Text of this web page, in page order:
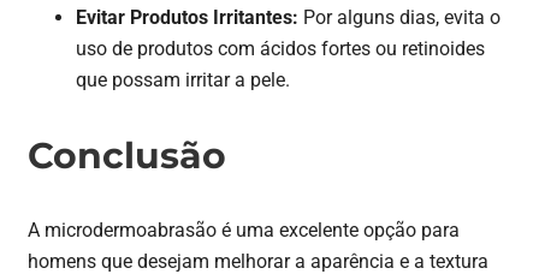
Evitar Produtos Irritantes: Por alguns dias, evita o
uso de produtos com ácidos fortes ou retinoides
que possam irritar a pele.
Conclusão
A microdermoabrasão é uma excelente opção para
homens que desejam melhorar a aparência e a textura